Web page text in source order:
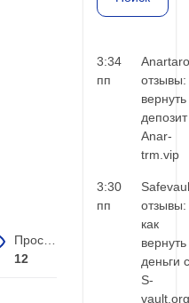
12
3:34
пп
отзывы:
вернуть
Anar-
trm.vip
3:30
пп
отзывы:
как
вернуть
деньги с
S-
vault.org